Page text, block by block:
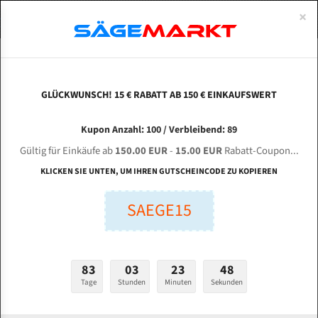
BONETTI 800 TM optional für 6500 mm Bi-
Metall Bandsägeblätter
Länge (mm):
Stärken + Zahnteilung:
mm
ABOUTS
ENGLISH
Bi-Metall Meterware
Fleischerei Bandsägeblätter
Bandmesser Glatt Meterware
Konvex Meterware
×
GLÜCKWUNSCH! 15 € RABATT AB 150 € EINKAUFSWERT
Kupon Anzahl: 100 / Verbleibend: 89
Gültig für Einkäufe ab150.00 EUR- 15.00 EURRabatt-Coupon...
KLICKEN SIE UNTEN, UM IHREN GUTSCHEINCODE ZU KOPIEREN
SAEGE15
83
Tage
03
Stunden
23
Minuten
47
Sekunden